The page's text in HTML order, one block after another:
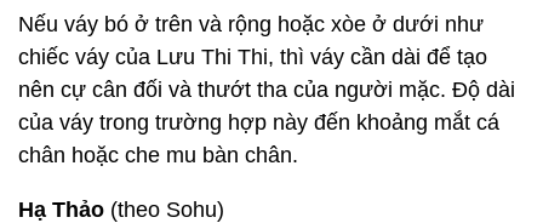
Nếu váy bó ở trên và rộng hoặc xòe ở dưới như
chiếc váy của Lưu Thi Thi, thì váy cần dài để tạo
nên cự cân đối và thướt tha của người mặc. Độ dài
của váy trong trường hợp này đến khoảng mắt cá
chân hoặc che mu bàn chân.
Hạ Thảo (theo Sohu)